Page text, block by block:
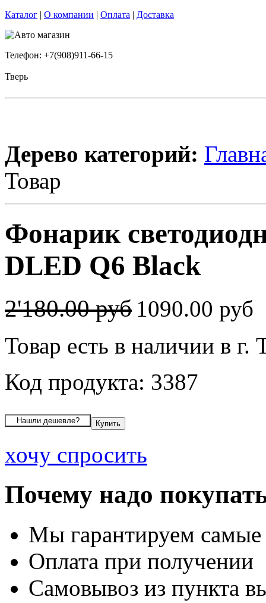
Каталог | О компании | Оплата | Доставка
Телефон: +7(908)911-66-15
Тверь
Дерево категорий:
Товар
Фонарик
DLED Q6 Black
2'180.00 руб 1090.00 руб
Товар есть в наличии в г.
Код продукта: 3387
хочу спросить
Почему надо
Мы гарантируем
Оплата при получении
Самовывоз из пункта